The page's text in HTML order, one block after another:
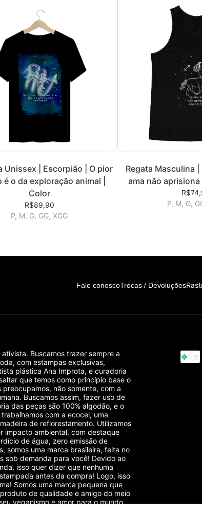
Unissex | Escorpião | O pior
é o da exploração animal |
Color
R$89,90
P, M, G, GG, XGG
Regata Masculina
ama não aprisiona
P, M, G,
Fale conoscoTrocas / Devoluções
Buscamos trazer sempre a
com estampas exclusivas,
plástica Ana Improta, e curadoria
que temos como princípio base o
não somente, com a
Buscamos assim, fazer uso de
das peças são 100% algodão, e o
com a ecocel, uma
de reflorestamento. Utilizamos
impacto ambiental, com destaque
de água, zero emissão de
somos uma marca brasileira, feita no
sob demanda para você! Devido ao
isso quer dizer que nenhuma
antes da compra! Logo, isso
Somos uma marca pequena que
de qualidade e amigo do meio
veganismo e amor para o mundo